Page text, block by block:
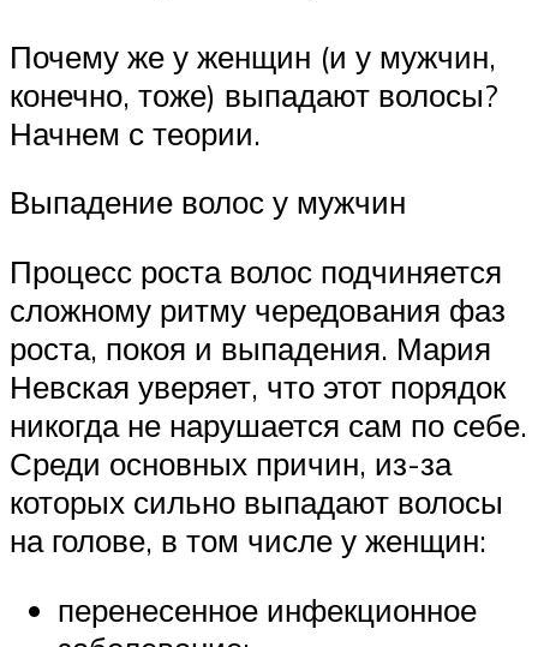
Почему же у женщин (и у мужчин,
конечно, тоже) выпадают волосы?
Начнем с теории.
Выпадение волос у мужчин
Процесс роста волос подчиняется
сложному ритму чередования фаз
роста, покоя и выпадения. Мария
Невская уверяет, что этот порядок
никогда не нарушается сам по себе.
Среди основных причин, из-за
которых сильно выпадают волосы
на голове, в том числе у женщин:
перенесенное инфекционное